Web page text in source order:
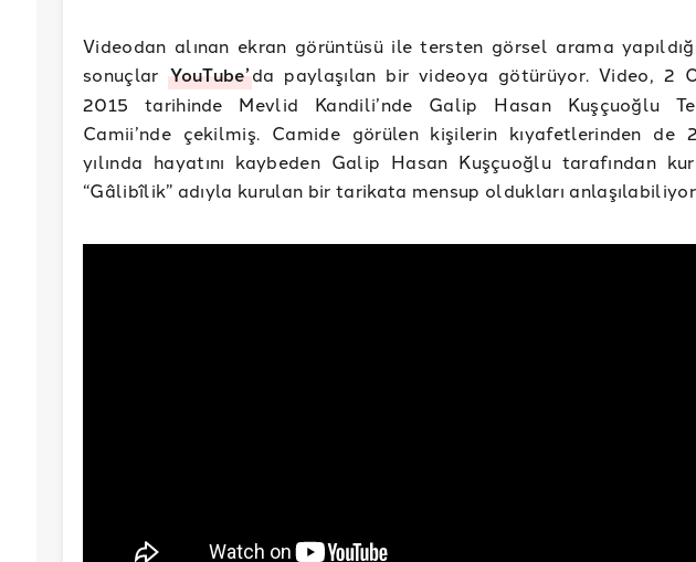
Videodan alınan ekran görüntüsü ile tersten görsel arama
sonuçlarYouTube’da paylaşılan bir videoya götürüyor. Video, 2
2015 tarihinde Mevlid Kandili’nde Galip Hasan Kuşçuoğlu
Camii’nde çekilmiş. Camide görülen kişilerin kıyafetlerinden de
yılında hayatını kaybeden Galip Hasan Kuşçuoğlu tarafından
“Gâlibîlik” adıyla kurulan bir tarikata mensup oldukları